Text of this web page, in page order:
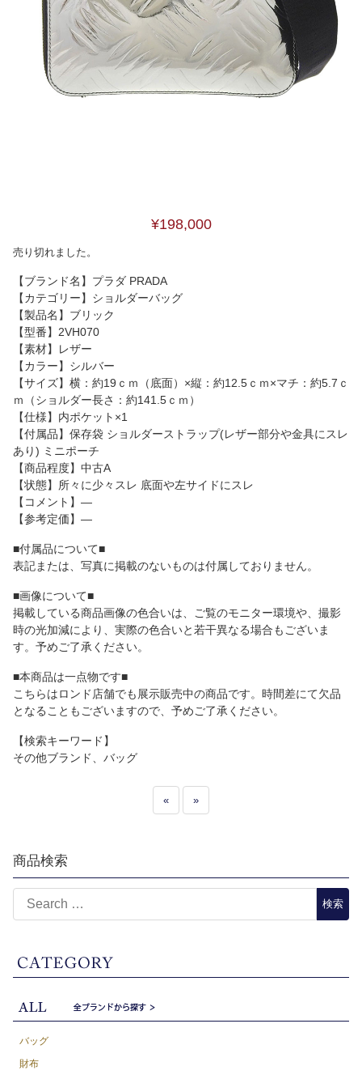
¥198,000
売り切れました。
【ブランド名】プラダ PRADA
【カテゴリー】ショルダーバッグ
【製品名】ブリック
【型番】2VH070
【素材】レザー
【カラー】シルバー
【サイズ】横：約19ｃｍ（底面）×縦：約12.5ｃｍ×マチ：約5.7ｃ
ｍ（ショルダー長さ：約141.5ｃｍ）
【仕様】内ポケット×1
【付属品】保存袋 ショルダーストラップ(レザー部分や金具にスレ
あり) ミニポーチ
【商品程度】中古A
【状態】所々に少々スレ 底面や左サイドにスレ
【コメント】―
【参考定価】―
■付属品について■
表記または、写真に掲載のないものは付属しておりません。
■画像について■
掲載している商品画像の色合いは、ご覧のモニター環境や、撮影
時の光加減により、実際の色合いと若干異なる場合もございま
す。予めご了承ください。
■本商品は一点物です■
こちらはロンド店舗でも展示販売中の商品です。時間差にて欠品
となることもございますので、予めご了承ください。
【検索キーワード】
その他ブランド、バッグ
« »
商品検索
バッグ
財布